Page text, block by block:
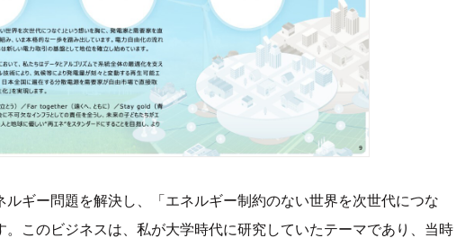
ルギー問題を解決し、「エネルギー制約のない世界を次世代につな
。このビジネスは、私が大学時代に研究していたテーマであり、当時